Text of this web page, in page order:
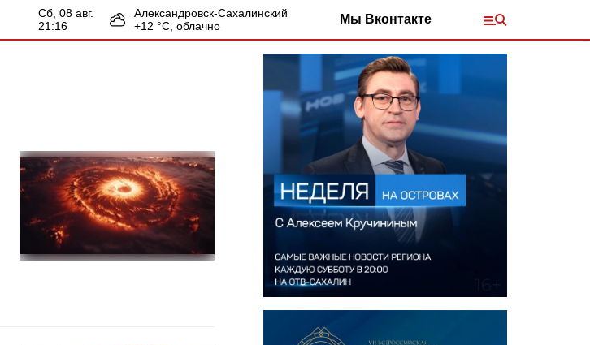
сб, 08 авг.
21:16
Александровск-Сахалинский
+12 °С, облачно Мы Вконтакте